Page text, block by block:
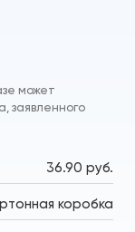
может
заявленного
36.90 руб.
коробка